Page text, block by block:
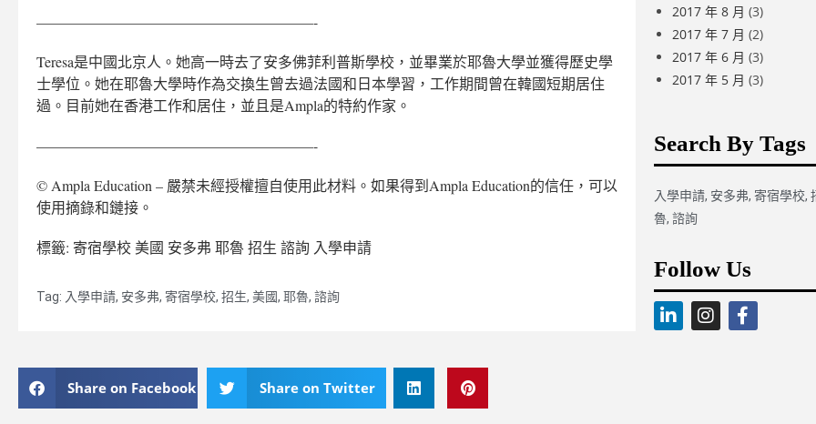
———————————————————-
Teresa是中國北京人。她高一時去了安多佛菲利普斯學校，並畢業於耶魯大學並獲得歷史學
士學位。她在耶魯大學時作為交換生曾去過法國和日本學習，工作期間曾在韓國短期居住
過。目前她在香港工作和居住，並且是Ampla的特約作家。
———————————————————-
© Ampla Education – 嚴禁未經授權擅自使用此材料。如果得到Ampla Education的信任，可以
使用摘錄和鏈接。
標籤: 寄宿學校 美國 安多弗 耶魯 招生 諮詢 入學申請
Tag: 入學申請, 安多弗, 寄宿學校, 招生, 美國, 耶魯, 諮詢
2017 年 8 月 (3)
2017 年 7 月 (2)
2017 年 6 月 (3)
2017 年 5 月 (3)
Search By Tags
入學申請, 安多弗, 寄宿學校,
魯, 諮詢
Follow Us
Share on Facebook Share on Twitter